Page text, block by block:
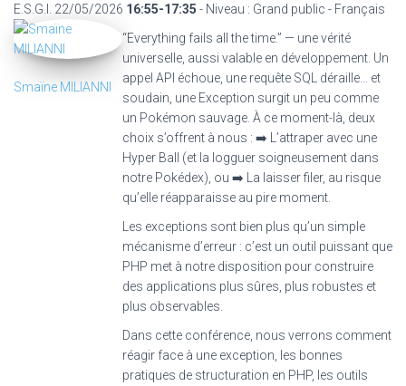
E.S.G.I. 22/05/2026 16:55-17:35 - Niveau : Grand public - Français
“Everything fails all the time.” — une vérité
universelle, aussi valable en développement. Un
appel API échoue, une requête SQL déraille… et
soudain, une Exception surgit un peu comme
un Pokémon sauvage. À ce moment-là, deux
choix s’offrent à nous : ➡️ L’attraper avec une
Hyper Ball (et la logguer soigneusement dans
notre Pokédex), ou ➡️ La laisser filer, au risque
qu’elle réapparaisse au pire moment.
Les exceptions sont bien plus qu’un simple
mécanisme d’erreur : c’est un outil puissant que
PHP met à notre disposition pour construire
des applications plus sûres, plus robustes et
plus observables.
Dans cette conférence, nous verrons comment
réagir face à une exception, les bonnes
pratiques de structuration en PHP, les outils
Smaïne MILIANNI